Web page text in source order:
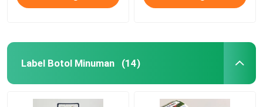
Label Anti Palsu
Label Botol Minuman (14)